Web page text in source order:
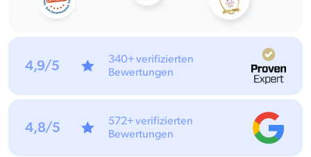
4,9/5
340+ verifizierten
Bewertungen
4,8/5
572+ verifizierten
Bewertungen